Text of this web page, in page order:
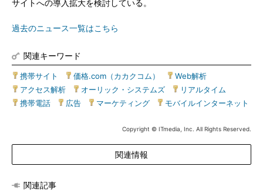
サイトへの導入拡大を検討している。
過去のニュース一覧はこちら
関連キーワード
携帯サイト 価格.com（カカクコム） Web解析
アクセス解析
オーリック・システムズ リアルタイム
携帯電話
広告 マーケティング モバイルインターネット
Copyright © ITmedia, Inc. All Rights Reserved.
関連情報
関連記事